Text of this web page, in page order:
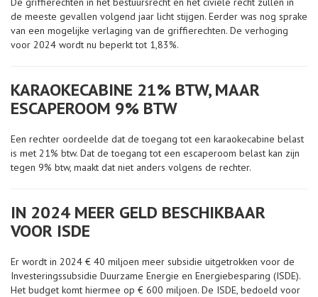
de meeste gevallen volgend jaar licht stijgen. Eerder was nog sprake
van een mogelijke verlaging van de griffierechten. De verhoging
voor 2024 wordt nu beperkt tot 1,83%.
KARAOKECABINE 21% BTW, MAAR
ESCAPEROOM 9% BTW
Een rechter oordeelde dat de toegang tot een karaokecabine belast
is met 21% btw. Dat de toegang tot een escaperoom belast kan zijn
tegen 9% btw, maakt dat niet anders volgens de rechter.
IN 2024 MEER GELD BESCHIKBAAR
VOOR ISDE
Er wordt in 2024 € 40 miljoen meer subsidie uitgetrokken voor de
Investeringssubsidie Duurzame Energie en Energiebesparing (ISDE).
Het budget komt hiermee op € 600 miljoen. De ISDE, bedoeld voor